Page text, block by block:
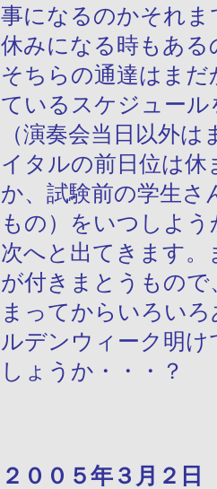
事になるのかそれ
休みになる時もあ
そちらの通達はま
ているスケジュー
（演奏会当日以外
イタルの前日位は
か、試験前の学生さ
もの）をいつしよ
次へと出てきます
が付きまとうもの
まってからいろい
ルデンウィーク明
しょうか・・・？
２００５年３